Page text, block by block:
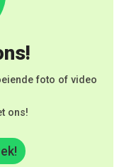
foto of video
ons!